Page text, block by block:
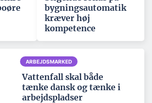
bygningsautomatik
kræver høj
kompetence
ARBEJDSMARKED
Vattenfall skal både
tænke dansk og tænke i
arbejdspladser